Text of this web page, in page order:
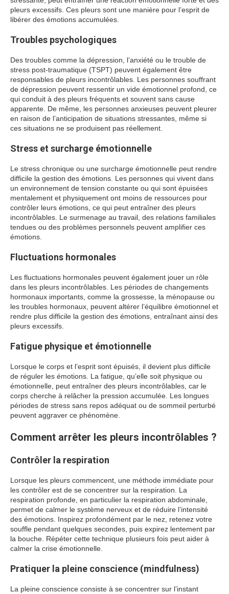
pleurs excessifs. Ces pleurs sont une manière pour l’esprit de
libérer des émotions accumulées.
Troubles psychologiques
Des troubles comme la dépression, l’anxiété ou le trouble de
stress post-traumatique (TSPT) peuvent également être
responsables de pleurs incontrôlables. Les personnes souffrant
de dépression peuvent ressentir un vide émotionnel profond, ce
qui conduit à des pleurs fréquents et souvent sans cause
apparente. De même, les personnes anxieuses peuvent pleurer
en raison de l’anticipation de situations stressantes, même si
ces situations ne se produisent pas réellement.
Stress et surcharge émotionnelle
Le stress chronique ou une surcharge émotionnelle peut rendre
difficile la gestion des émotions. Les personnes qui vivent dans
un environnement de tension constante ou qui sont épuisées
mentalement et physiquement ont moins de ressources pour
contrôler leurs émotions, ce qui peut entraîner des pleurs
incontrôlables. Le surmenage au travail, des relations familiales
tendues ou des problèmes personnels peuvent amplifier ces
émotions.
Fluctuations hormonales
Les fluctuations hormonales peuvent également jouer un rôle
dans les pleurs incontrôlables. Les périodes de changements
hormonaux importants, comme la grossesse, la ménopause ou
les troubles hormonaux, peuvent altérer l’équilibre émotionnel et
rendre plus difficile la gestion des émotions, entraînant ainsi des
pleurs excessifs.
Fatigue physique et émotionnelle
Lorsque le corps et l’esprit sont épuisés, il devient plus difficile
de réguler les émotions. La fatigue, qu’elle soit physique ou
émotionnelle, peut entraîner des pleurs incontrôlables, car le
corps cherche à relâcher la pression accumulée. Les longues
périodes de stress sans repos adéquat ou de sommeil perturbé
peuvent aggraver ce phénomène.
Comment arrêter les pleurs incontrôlables ?
Contrôler la respiration
Lorsque les pleurs commencent, une méthode immédiate pour
les contrôler est de se concentrer sur la respiration. La
respiration profonde, en particulier la respiration abdominale,
permet de calmer le système nerveux et de réduire l’intensité
des émotions. Inspirez profondément par le nez, retenez votre
souffle pendant quelques secondes, puis expirez lentement par
la bouche. Répéter cette technique plusieurs fois peut aider à
calmer la crise émotionnelle.
Pratiquer la pleine conscience (mindfulness)
La pleine conscience consiste à se concentrer sur l’instant